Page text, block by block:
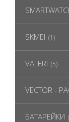
SKMEI (1)
VALERI (5)
VECTOR -
БАТАРЕЙКИ